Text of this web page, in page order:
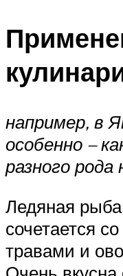
например, в
особенно –
разного
Ледяная
сочетается
травами и